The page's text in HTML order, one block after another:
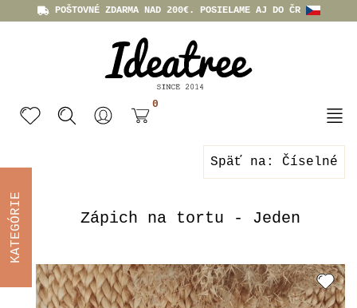
POŠTOVNÉ ZDARMA NAD 200€. POSIELAME AJ DO ČR
0
Späť na: Číselné
Zápich na tortu - Jeden
KATEGÓRIE